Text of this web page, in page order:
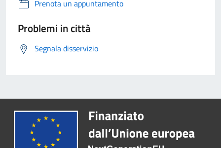
Prenota un appuntamento
Problemi in città
Segnala disservizio